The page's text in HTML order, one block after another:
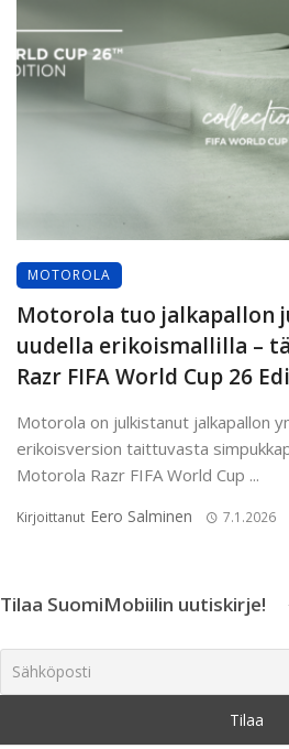
MOTOROLA
Motorola tuo jalkapallon
uudella erikoismallilla –
Razr FIFA World Cup 26
Motorola on julkistanut jalkapallon
erikoisversion taittuvasta
Motorola Razr FIFA World Cup ...
Kirjoittanut Eero Salminen 7.1.2026
Tilaa SuomiMobiilin uutiskirje!